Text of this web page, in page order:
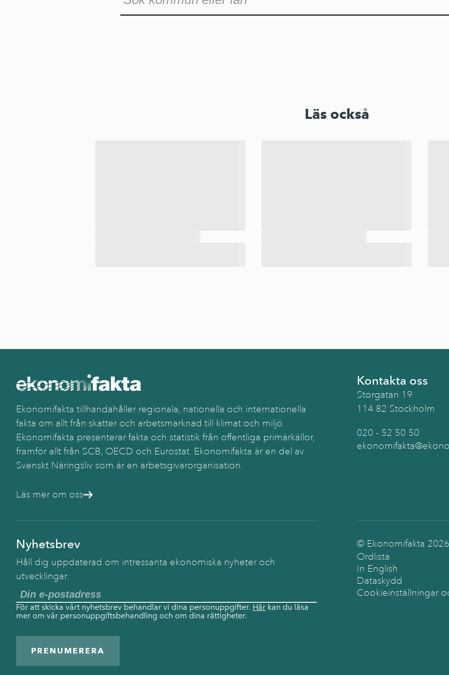
Läs också
Ekonomifakta tillhandahåller regionala, nationella och internationella
fakta om allt från skatter och arbetsmarknad till klimat och miljö.
Ekonomifakta presenterar fakta och statistik från offentliga primärkällor,
framför allt från SCB, OECD och Eurostat. Ekonomifakta är en del av
Svenskt Näringsliv som är en arbetsgivarorganisation.
Läs mer om oss
Kontakta oss
Storgatan 19
114 82 Stockholm
020 - 52 50 50
Nyhetsbrev
Håll dig uppdaterad om intressanta ekonomiska nyheter och
utvecklingar.
För att skicka vårt nyhetsbrev behandlar vi dina personuppgifter. Här kan du läsa
mer om vår personuppgiftsbehandling och om dina rättigheter.
PRENUMERERA
© Ekonomifakta 2026
Ordlista
In English
Dataskydd
Cookieinställningar